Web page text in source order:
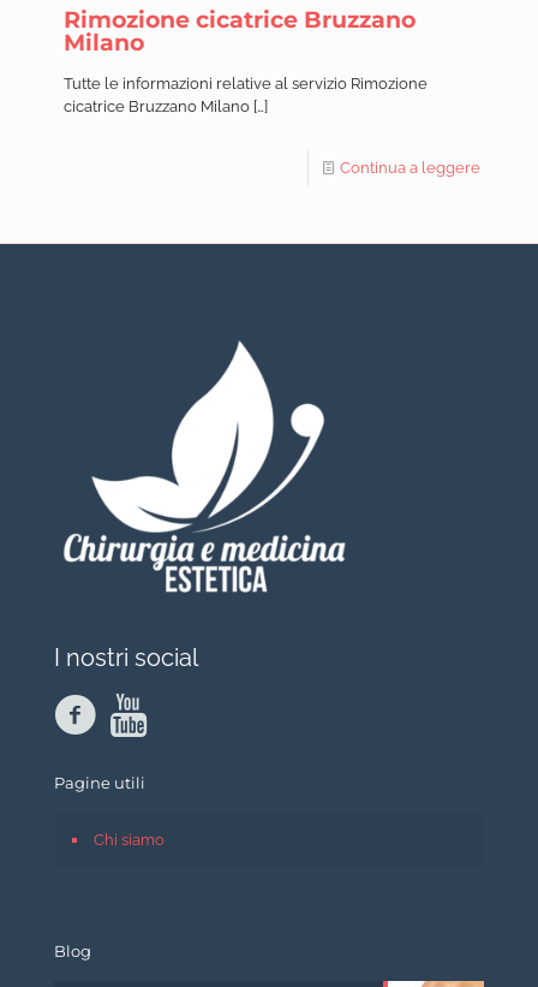
Rimozione cicatrice Bruzzano
Milano
Tutte le informazioni relative al servizio Rimozione
cicatrice Bruzzano Milano […]
Continua a leggere
I nostri social
Pagine utili
Chi siamo
Blog